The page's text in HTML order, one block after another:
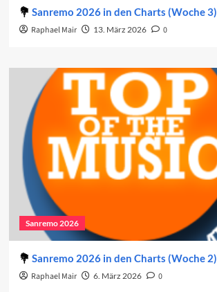
Sanremo 2026 in den Charts (Woche 3)
Raphael Mair 13. März 2026 0
Sanremo 2026
Sanremo 2026 in den Charts (Woche 2)
Raphael Mair 6. März 2026 0